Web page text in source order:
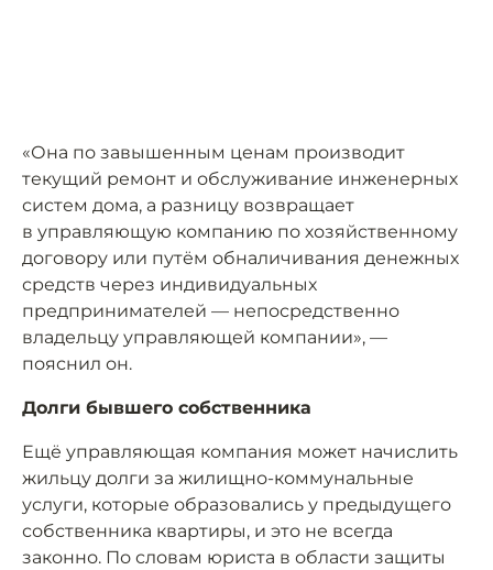
«Она по завышенным ценам производит
текущий ремонт и обслуживание инженерных
систем дома, а разницу возвращает
в управляющую компанию по хозяйственному
договору или путём обналичивания денежных
средств через индивидуальных
предпринимателей — непосредственно
владельцу управляющей компании», —
пояснил он.
Долги бывшего собственника
Ещё управляющая компания может начислить
жильцу долги за жилищно-коммунальные
услуги, которые образовались у предыдущего
собственника квартиры, и это не всегда
законно. По словам юриста в области защиты